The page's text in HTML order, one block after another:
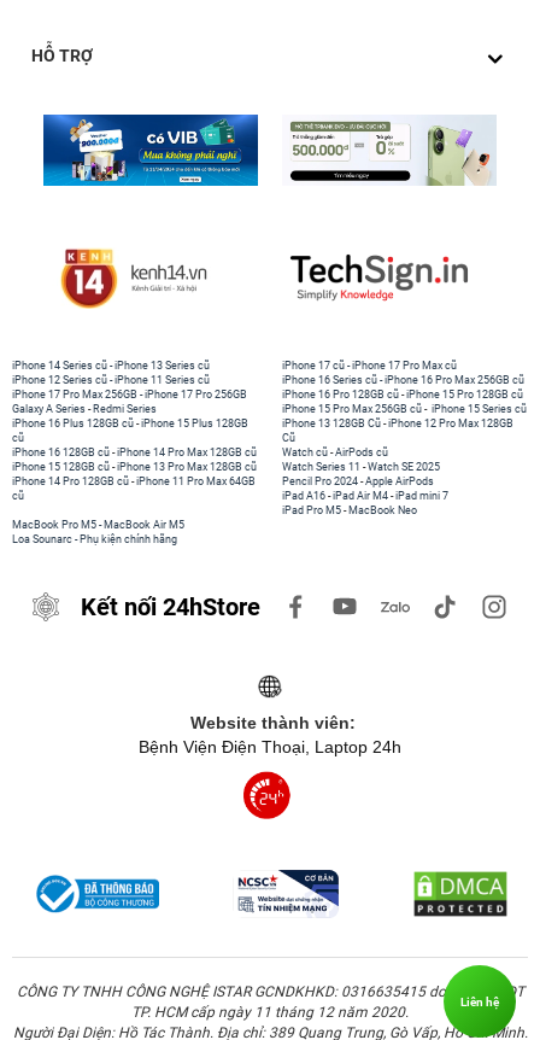
HỖ TRỢ
iPhone 14 Series cũ -iPhone 13 Series cũ
iPhone 12 Series cũ -iPhone 11 Series cũ
iPhone 17 Pro Max 256GB -iPhone 17 Pro 256GB
Galaxy A Series - Redmi Series
iPhone 17 cũ -iPhone 17 Pro Max cũ
iPhone 16 Series cũ - iPhone 16 Pro Max 256GB cũ
iPhone 16 Pro 128GB cũ -iPhone 15 Pro 128GB cũ
iPhone 15 Pro Max 256GB cũ - iPhone 15 Series cũ
iPhone 16 Plus 128GB cũ -iPhone 15 Plus 128GB
cũ
iPhone 16 128GB cũ -iPhone 14 Pro Max 128GB cũ
iPhone 15 128GB cũ -iPhone 13 Pro Max 128GB cũ
iPhone 14 Pro 128GB cũ -iPhone 11 Pro Max 64GB
cũ
iPhone 13 128GB Cũ -iPhone 12 Pro Max 128GB
Cũ
Watch cũ -AirPods cũ
Watch Series 11 -Watch SE 2025
Pencil Pro 2024 -Apple AirPods
iPad A16 -iPad Air M4 -iPad mini 7
iPad Pro M5 - MacBook Neo
MacBook Pro M5 - MacBook Air M5
Loa Sounarc - Phụ kiện chính hãng
Kết nối 24hStore
Website thành viên:
Bệnh Viện Điện Thoại, Laptop 24h
CÔNG TY TNHH CÔNG NGHỆ ISTAR GCNDKHKD: 0316635415 do Sở KH & ĐT
TP. HCM cấp ngày 11 tháng 12 năm 2020.
Người Đại Diện: Hồ Tác Thành. Địa chỉ: 389 Quang Trung, Gò Vấp, Hồ Chí Minh.
Liên hệ